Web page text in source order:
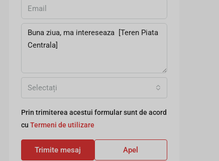
Selectați
Prin trimiterea acestui formular sunt de acord
cu Termeni de utilizare
Trimite mesaj Apel